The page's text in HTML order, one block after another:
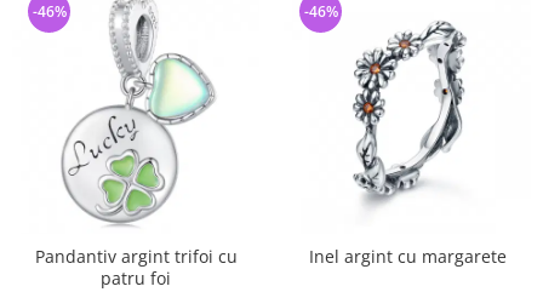
Pandantiv argint trifoi cu
patru foi
-46%
Inel argint cu margarete
-46%